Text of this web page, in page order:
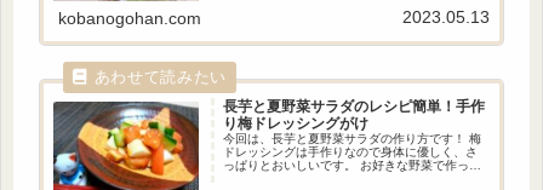
ズを入れるとコールスローに早変わりします！
kobanogohan.com 2023.05.13
長芋と夏野菜サラダのレシピ簡単！手作
り梅ドレッシングがけ
今回は、長芋と夏野菜サラダの作り方です！ 梅
ドレッシングは手作りなので身体に優しく、さ
っぱりとおいしいです。 お好きな野菜で作って